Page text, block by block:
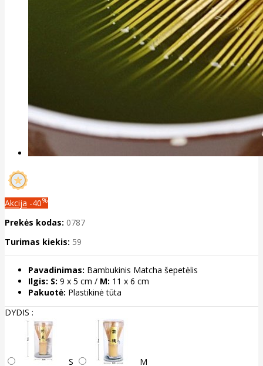
Akcija -40%
Prekės kodas: 0787
Turimas kiekis: 59
Pavadinimas: Bambukinis Matcha šepetėlis
Ilgis: S: 9 x 5 cm / M: 11 x 6 cm
Pakuotė: Plastikinė tūta
DYDIS :
S M